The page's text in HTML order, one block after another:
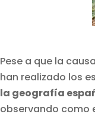
Pese a que la
han realizado los
la geografía
observando como